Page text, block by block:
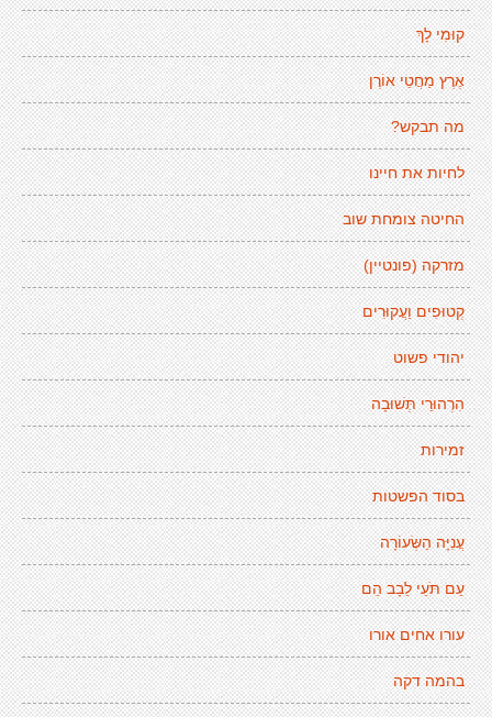
קוּמִי לָךְ
אֶרֶץ מַחֲטֵי אוֹרֶן
מה תבקש?
לחיות את חיינו
החיטה צומחת שוב
מזרקה (פונטיין)
קְטוּפִים וַעֲקוּרִים
יהודי פשוט
הִרְהוּרֵי תְּשׁוּבָה
זמירות
בסוד הפשטות
עֲנִיָּה הַשְּׂעוֹרָה
עַם תֹּעֵי לֵבָב הֵם
עורו אחים אורו
בהמה דקה